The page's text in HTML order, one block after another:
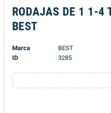
RODAJAS DE 1 1-4
BEST
Marca
BEST
ID
3285